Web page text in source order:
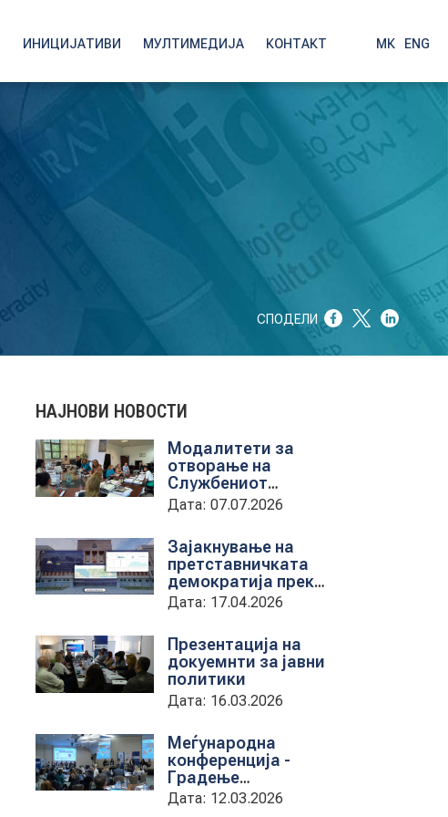
ИНИЦИЈАТИВИ МУЛТИМЕДИЈА КОНТАКТ МК ENG
СПОДЕЛИ
НАЈНОВИ НОВОСТИ
Модалитети за
отворање на
Службениот
весник - Средба со
претставници на
Дата: 07.07.2026
Зајакнување на
претставничката
демократија преку
дигитална алатка
kancelarii.sobranie.mk
Дата: 17.04.2026
Презентација на
докуемнти за јавни
политики
Дата: 16.03.2026
Меѓународна
конференција -
Градење
капацитети на
институциите за
Дата: 12.03.2026